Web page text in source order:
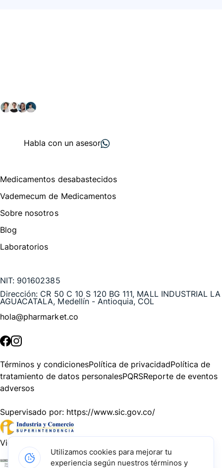
Habla con un asesor
Medicamentos desabastecidos
Vademecum de Medicamentos
Sobre nosotros
Blog
Laboratorios
NIT: 901602385
Dirección: CR 50 C 10 S 120 BG 111, MALL INDUSTRIAL LA
AGUACATALA, Medellín - Antioquia, COL
hola@pharmarket.co
Términos y condicionesPolítica de privacidadPolítica de
tratamiento de datos personalesPQRSReporte de eventos
adversos
Supervisado por: https://www.sic.gov.co/
Vigilado por:
Utilizamos cookies para mejorar tu
experiencia según nuestros términos y